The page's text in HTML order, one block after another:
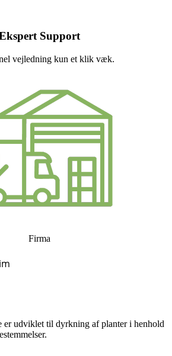
Support
vejledning kun et klik væk.
Firma
er udviklet til dyrkning af planter i henhold